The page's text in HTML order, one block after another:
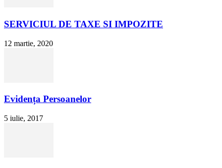
SERVICIUL DE TAXE SI IMPOZITE
12 martie, 2020
Evidența Persoanelor
5 iulie, 2017